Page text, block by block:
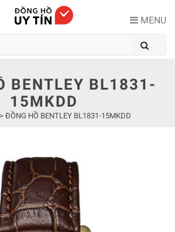
MENU
BENTLEY BL1831-
15MKDD
> ĐỒNG HỒ BENTLEY BL1831-15MKDD